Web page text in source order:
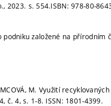
2023. s. 554.ISBN: 978-80-
podniku založené na přírodním
M. Využití
č. 4,s. 1-8. ISSN: 1801-4399.